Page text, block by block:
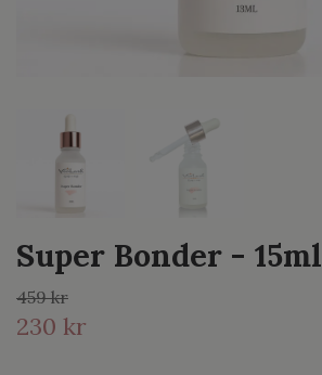
Super Bonder - 15ml
459 kr
230 kr